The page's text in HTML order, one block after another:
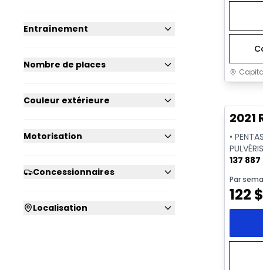
Entraînement
Nombre de places
Couleur extérieure
Motorisation
Concessionnaires
Localisation
Très
2021
•
CAMÉRA
137
Par
122 $